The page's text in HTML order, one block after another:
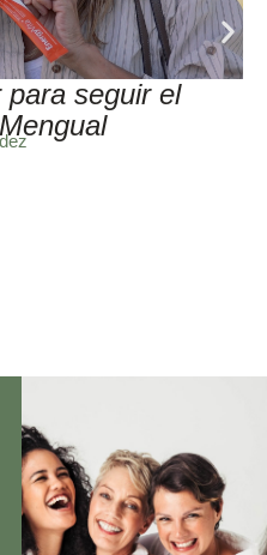
seguir el